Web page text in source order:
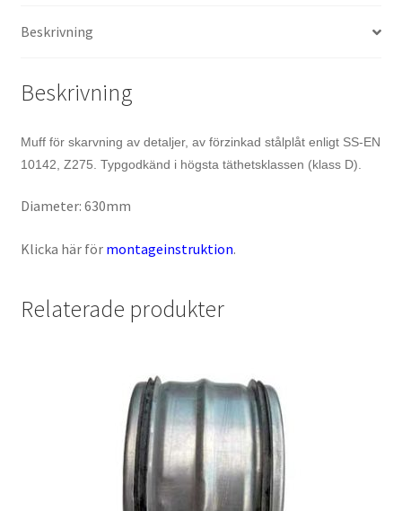
Beskrivning
Beskrivning
Muff för skarvning av detaljer, av förzinkad stålplåt enligt SS-EN
10142, Z275. Typgodkänd i högsta täthetsklassen (klass D).
Diameter: 630mm
Klicka här för montageinstruktion.
Relaterade produkter